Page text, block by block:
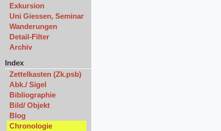
Exkursion
Uni Giessen, Seminar
Wanderungen
Detail-Filter
Archiv
Index
Zettelkasten (Zk.psb)
Abk./ Sigel
Bibliographie
Bild/ Objekt
Blog
Chronologie